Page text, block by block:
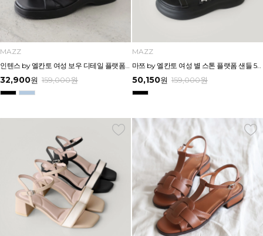
MAZZ
인텐스 by 엘칸토 여성 보우 디테일 플랫폼 샌들 5cm LCWW45I626
32,900원 159,000원
MAZZ
마쯔 by 엘칸토 여성 별 스톤 플랫폼 샌들 5cm LCWW26M626
50,150원 159,000원